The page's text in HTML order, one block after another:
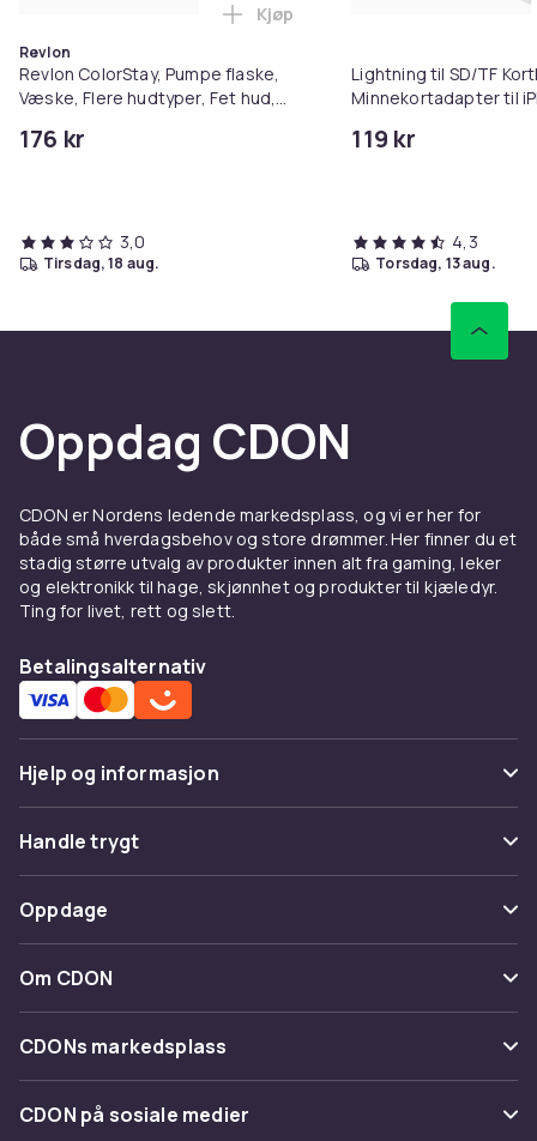
Revlon
Revlon ColorStay, Pumpe flaske,
Væske, Flere hudtyper, Fet hud,
176 kr
Legg Revlon ColorStay, Pumpe
Kjøp
3,0
tirsdag, 18 aug.
Lightning til SD/TF
Minnekortadapter til
119 kr
4,3
torsdag, 13 aug.
Oppdag CDON
CDON er Nordens ledende markedsplass, og vi er her for
både små hverdagsbehov og store drømmer. Her finner du et
stadig større utvalg av produkter innen alt fra gaming, leker
og elektronikk til hage, skjønnhet og produkter til kjæledyr.
Ting for livet, rett og slett.
Betalingsalternativ
Hjelp og informasjon
Vanlige spørsmål
Spor pakke
Angre & returner her
Kontakt oss
Handle trygt
Betaling
Levering
Tilbakekallinger
Oppdage
Kategorier
Varemerker
Om CDON
Om oss
Kundeanmeldelser
Jobbe på CDON
CDONs markedsplass
Merchant Help Center
CDON på sosiale medier